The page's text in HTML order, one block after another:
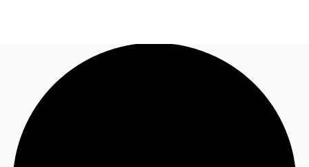
Nuestros Servicios
Noticias e Investigaciones
Llama ahora